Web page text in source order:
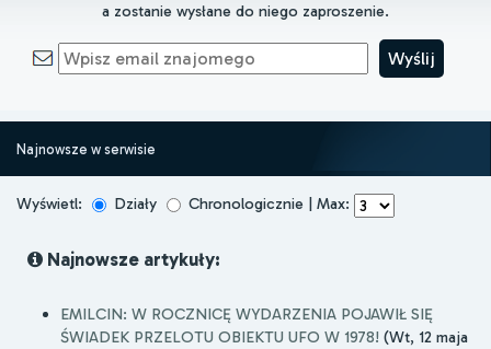
a zostanie wysłane do niego zaproszenie.
Najnowsze w serwisie
Wyświetl: Działy Chronologicznie | Max:
Najnowsze artykuły:
EMILCIN: W ROCZNICĘ WYDARZENIA POJAWIŁ SIĘ
ŚWIADEK PRZELOTU OBIEKTU UFO W 1978! (Wt, 12 maja